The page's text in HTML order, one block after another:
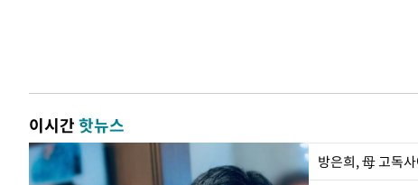
이시간핫뉴스
방은희, 母 고독